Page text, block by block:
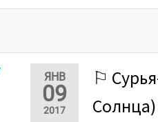
ЯНВ
09
2017
⚐